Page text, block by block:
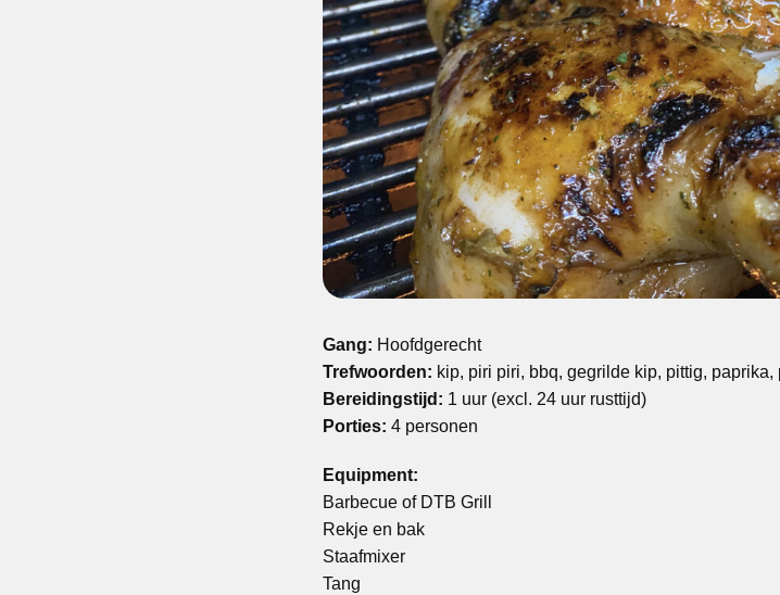
Gang: Hoofdgerecht
Trefwoorden: kip, piri piri, bbq, gegrilde kip, pittig, paprika,
Bereidingstijd: 1 uur (excl. 24 uur rusttijd)
Porties: 4 personen
Equipment:
Barbecue of DTB Grill
Rekje en bak
Staafmixer
Tang